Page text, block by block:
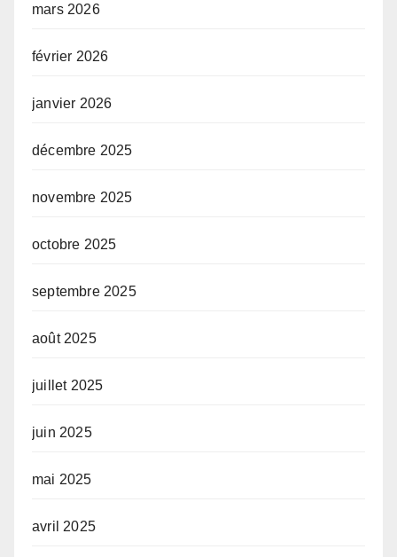
mars 2026
février 2026
janvier 2026
décembre 2025
novembre 2025
octobre 2025
septembre 2025
août 2025
juillet 2025
juin 2025
mai 2025
avril 2025